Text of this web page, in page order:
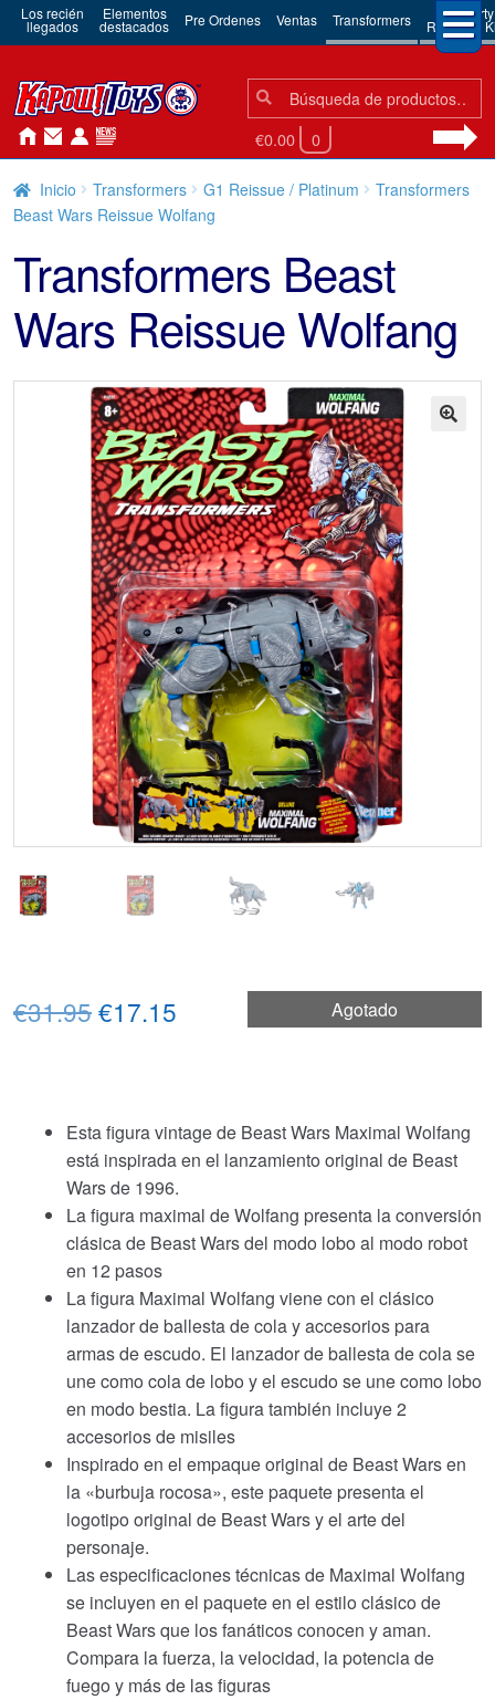
Los recién
llegados
Elementos
destacados Pre Ordenes Ventas Transformers 3rd Party
Robots &
Búsqueda:
Búsqueda
€0.00 0
Inicio Transformers G1 Reissue / Platinum
Transformers
Beast Wars Reissue Wolfang
Transformers Beast
Wars Reissue Wolfang
Agotado
€31.95El
era:
€31.95.
€17.15
es:
€17.15.
Esta figura vintage de Beast Wars Maximal Wolfang
está inspirada en el lanzamiento original de Beast
Wars de 1996.
La figura maximal de Wolfang presenta la conversión
clásica de Beast Wars del modo lobo al modo robot
en 12 pasos
La figura Maximal Wolfang viene con el clásico
lanzador de ballesta de cola y accesorios para
armas de escudo. El lanzador de ballesta de cola se
une como cola de lobo y el escudo se une como lobo
en modo bestia. La figura también incluye 2
accesorios de misiles
Inspirado en el empaque original de Beast Wars en
la «burbuja rocosa», este paquete presenta el
logotipo original de Beast Wars y el arte del
personaje.
Las especificaciones técnicas de Maximal Wolfang
se incluyen en el paquete en el estilo clásico de
Beast Wars que los fanáticos conocen y aman.
Compara la fuerza, la velocidad, la potencia de
fuego y más de las figuras